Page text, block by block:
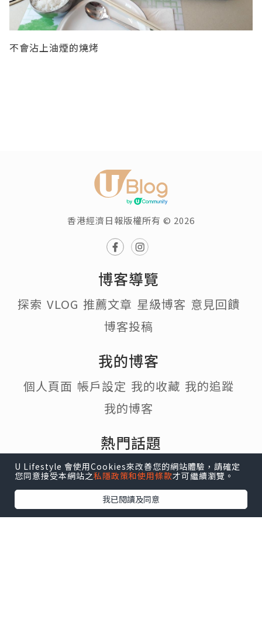
不會沾上油煙的燒烤
香港經濟日報版權所有 © 2026
博客導覽
探索 VLOG 推薦文章 星級博客 意見回饋
博客投稿
我的博客
個人頁面 帳戶設定 我的收藏 我的追蹤
我的博客
熱門話題
#寵物 #行山 #打卡 #食譜 #Cafe
#Staycation #移民
U Lifestyle 會使用Cookies來改善您的網站體驗，請確定
您同意接受本網站之私隱政策和使用條款才可繼續瀏覽。
我已閱讀及同意